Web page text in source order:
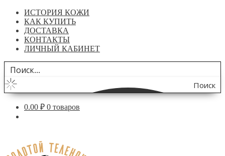
ИСТОРИЯ КОЖИ
КАК КУПИТЬ
ДОСТАВКА
КОНТАКТЫ
ЛИЧНЫЙ КАБИНЕТ
Поиск
по
0.00 ₽ 0 товаров
навигации
содержимому